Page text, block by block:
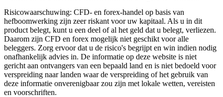
Risicowaarschuwing: CFD- en forex-handel op basis van
hefboomwerking zijn zeer riskant voor uw kapitaal. Als u in dit
product belegt, kunt u een deel of al het geld dat u belegt, verliezen.
Daarom zijn CFD en forex mogelijk niet geschikt voor alle
beleggers. Zorg ervoor dat u de risico's begrijpt en win indien nodig
onafhankelijk advies in. De informatie op deze website is niet
gericht aan ontvangers van een bepaald land en is niet bedoeld voor
verspreiding naar landen waar de verspreiding of het gebruik van
deze informatie onverenigbaar zou zijn met lokale wetten, vereisten
en voorschriften.